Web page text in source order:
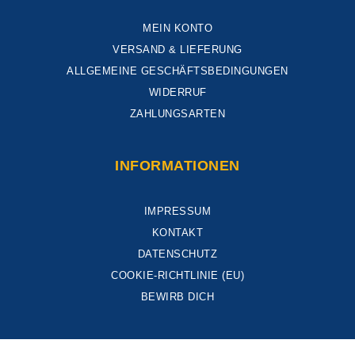
MEIN KONTO
VERSAND & LIEFERUNG
ALLGEMEINE GESCHÄFTSBEDINGUNGEN
WIDERRUF
ZAHLUNGSARTEN
INFORMATIONEN
IMPRESSUM
KONTAKT
DATENSCHUTZ
COOKIE-RICHTLINIE (EU)
BEWIRB DICH